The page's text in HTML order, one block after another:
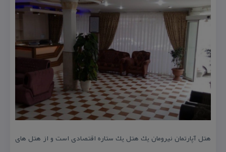
هتل آپارتمان نیرومان یك هتل یك ستاره اقتصادی است و از هتل های